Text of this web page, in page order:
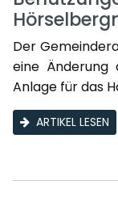
Der
eine Änderung
Anlage für das
ARTIKEL LESEN